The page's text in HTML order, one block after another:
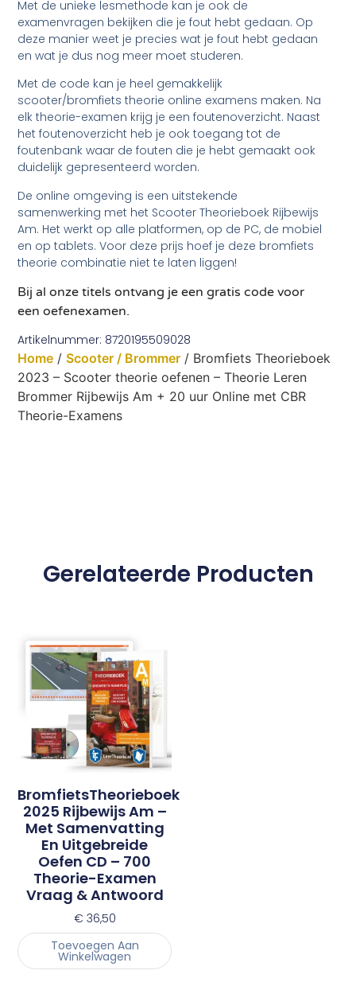
Home /Scooter / Brommer / Bromfiets Theorieboek
2023 – Scooter theorie oefenen – Theorie Leren
Brommer Rijbewijs Am + 20 uur Online met CBR
Theorie-Examens
Artikelnummer: 8720195509028
Met de unieke lesmethode kan je ook de
examenvragen bekijken die je fout hebt gedaan. Op
deze manier weet je precies wat je fout hebt gedaan
en wat je dus nog meer moet studeren.
Met de code kan je heel gemakkelijk
scooter/bromfiets theorie online examens maken. Na
elk theorie-examen krijg je een foutenoverzicht. Naast
het foutenoverzicht heb je ook toegang tot de
foutenbank waar de fouten die je hebt gemaakt ook
duidelijk gepresenteerd worden.
De online omgeving is een uitstekende
samenwerking met het Scooter Theorieboek Rijbewijs
Am. Het werkt op alle platformen, op de PC, de mobiel
en op tablets. Voor deze prijs hoef je deze bromfiets
theorie combinatie niet te laten liggen!
Bij al onze titels ontvang je een gratis code voor
een oefenexamen.
Gerelateerde Producten
BromfietsTheorieboek
2025 Rijbewijs Am –
Met Samenvatting
En Uitgebreide
Oefen CD – 700
Theorie-Examen
Vraag & Antwoord
€ 36,50
Toevoegen Aan
Winkelwagen